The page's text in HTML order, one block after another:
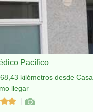
Pacífico
kilómetros desde
llegar